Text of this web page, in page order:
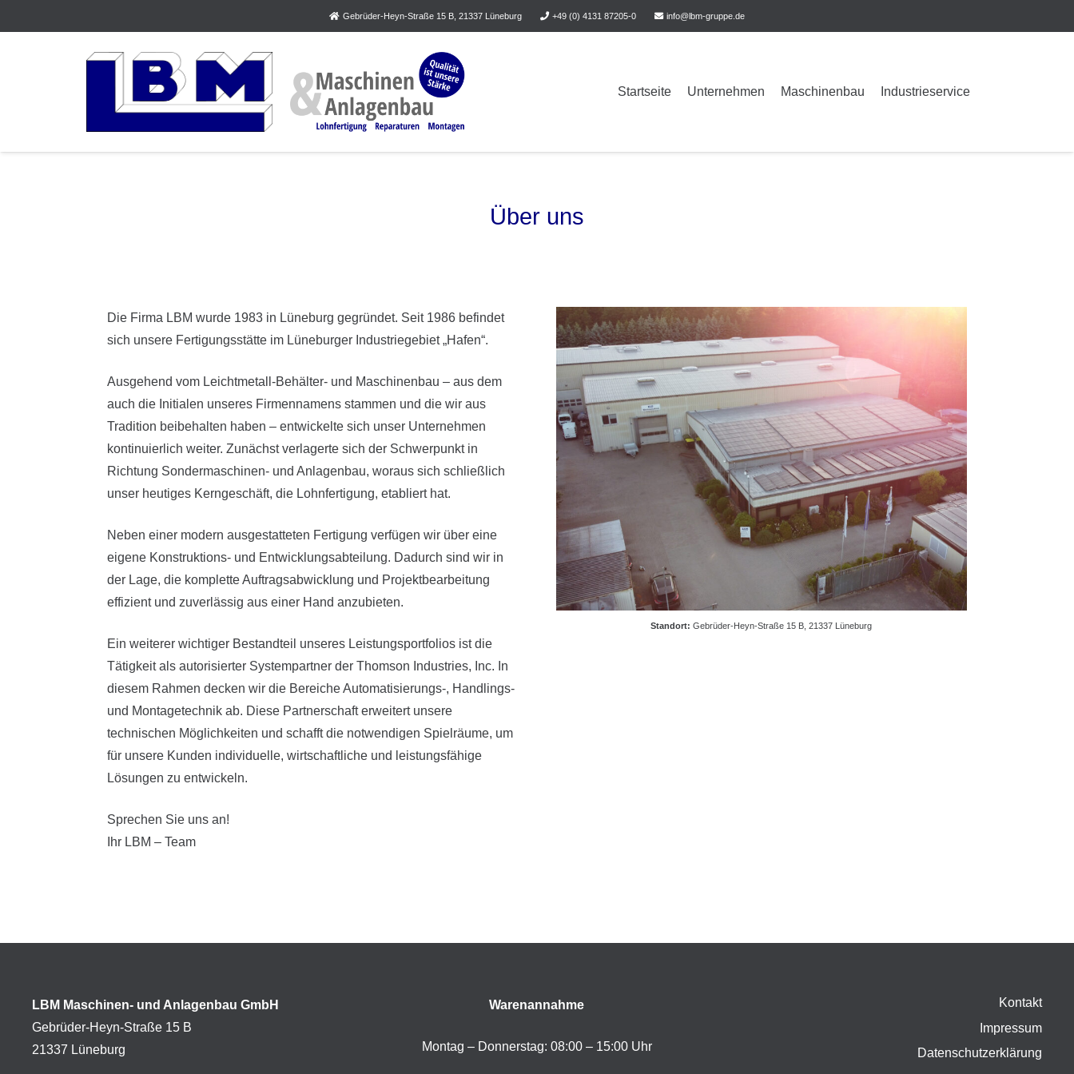
Gebrüder-Heyn-Straße 15 B, 21337 Lüneburg +49 (0) 4131 87205-0 info@lbm-gruppe.de
Startseite Unternehmen Maschinenbau Industrieservice
Über uns
Die Firma LBM wurde 1983 in Lüneburg gegründet. Seit 1986 befindet
sich unsere Fertigungsstätte im Lüneburger Industriegebiet „Hafen“.
Ausgehend vom Leichtmetall-Behälter- und Maschinenbau – aus dem
auch die Initialen unseres Firmennamens stammen und die wir aus
Tradition beibehalten haben – entwickelte sich unser Unternehmen
kontinuierlich weiter. Zunächst verlagerte sich der Schwerpunkt in
Richtung Sondermaschinen- und Anlagenbau, woraus sich schließlich
unser heutiges Kerngeschäft, die Lohnfertigung, etabliert hat.
Neben einer modern ausgestatteten Fertigung verfügen wir über eine
eigene Konstruktions- und Entwicklungsabteilung. Dadurch sind wir in
der Lage, die komplette Auftragsabwicklung und Projektbearbeitung
effizient und zuverlässig aus einer Hand anzubieten.
Ein weiterer wichtiger Bestandteil unseres Leistungsportfolios ist die
Tätigkeit als autorisierter Systempartner der Thomson Industries, Inc. In
diesem Rahmen decken wir die Bereiche Automatisierungs-, Handlings-
und Montagetechnik ab. Diese Partnerschaft erweitert unsere
technischen Möglichkeiten und schafft die notwendigen Spielräume, um
für unsere Kunden individuelle, wirtschaftliche und leistungsfähige
Lösungen zu entwickeln.
Sprechen Sie uns an!
Ihr LBM – Team
Standort: Gebrüder-Heyn-Straße 15 B, 21337 Lüneburg
LBM Maschinen- und Anlagenbau GmbH
Gebrüder-Heyn-Straße 15 B
21337 Lüneburg
Warenannahme
Montag – Donnerstag: 08:00 – 15:00 Uhr
Kontakt
Impressum
Datenschutzerklärung